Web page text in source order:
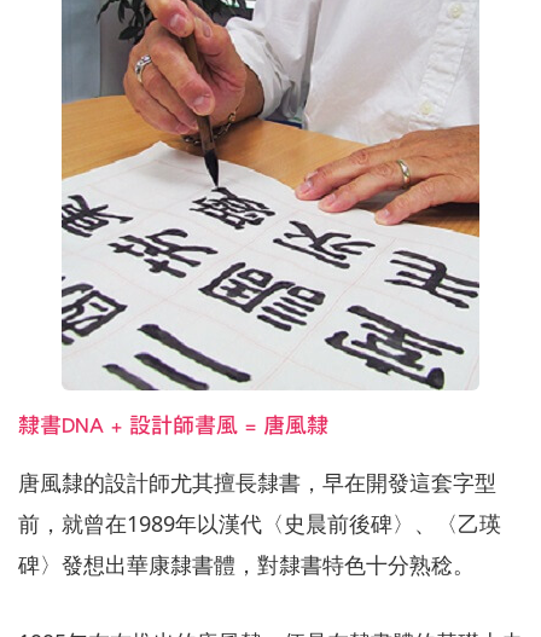
隸書DNA + 設計師書風 = 唐風隸
唐風隸的設計師尤其擅長隸書，早在開發這套字型
前，就曾在1989年以漢代〈史晨前後碑〉、〈乙瑛
碑〉發想出華康隸書體，對隸書特色十分熟稔。